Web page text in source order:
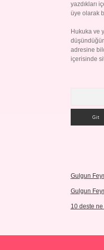
yazdıkları
üye olarak
Hukuka ve
adresine
içerisinde
Gulgun
Gulgun
10 deste